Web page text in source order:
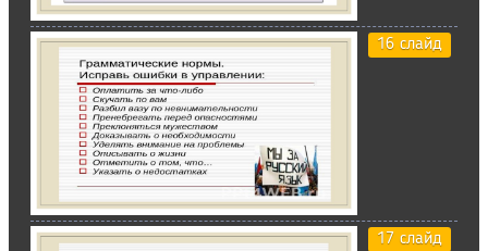
16 слайд
17 слайд